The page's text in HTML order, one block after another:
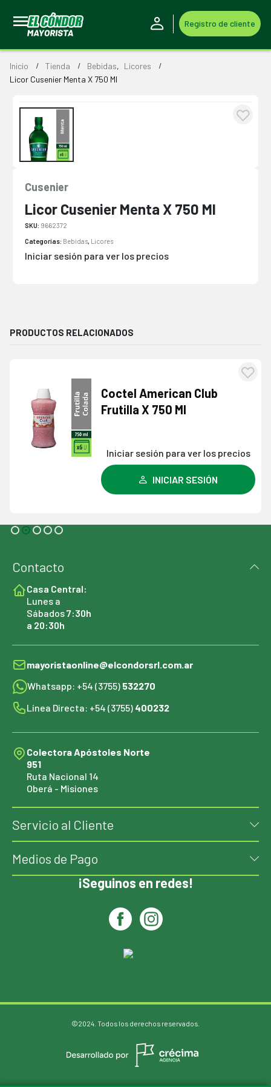
Registro de cliente
Inicio Tienda Bebidas, Licores
Licor Cusenier Menta X 750 Ml
Cusenier
Licor Cusenier Menta X 750 Ml
SKU: 9662372
Categorías: Bebidas, Licores
Iniciar sesión para ver los precios
PRODUCTOS RELACIONADOS
Coctel American Club
Frutilla X 750 Ml
Iniciar sesión para ver los precios
INICIAR SESIÓN
Contacto
Casa Central:
Lunes a
Sábados7:30h
a 20:30h
mayoristaonline@elcondorsrl.com.ar
Whatsapp: +54 (3755) 532270
Línea Directa: +54 (3755) 400232
Colectora Apóstoles Norte
951
Ruta Nacional 14
Oberá - Misiones
Servicio al Cliente
Medios de Pago
¡Seguinos en redes!
©2024. Todos los derechos reservados.